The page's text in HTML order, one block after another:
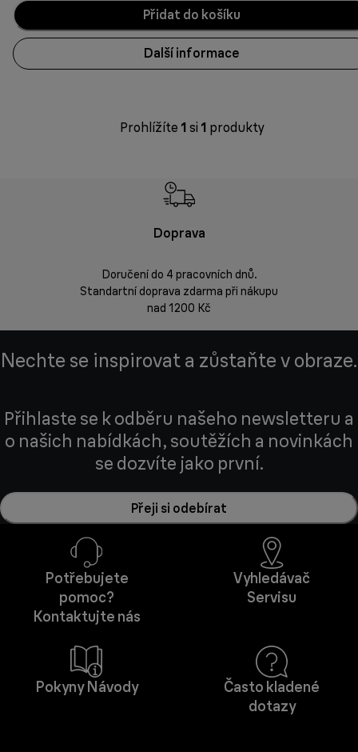
Přidat do košíku
Další informace
Prohlížíte 1 si 1 produkty
Doprava
Doručení do 4 pracovních dnů.
Standartní doprava zdarma při nákupu
nad 1200 Kč
Nechte se inspirovat a zůstaňte v obraze.
Přihlaste se k odběru našeho newsletteru a
o našich nabídkách, soutěžích a novinkách
se dozvíte jako první.
Přeji si odebírat
Potřebujete
pomoc?
Kontaktujte nás
Vyhledávač
Servisu
Pokyny Návody
Často kladené
dotazy